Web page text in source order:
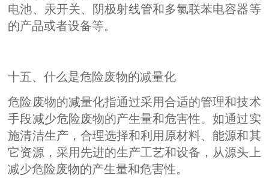
电池、汞开关、阴极射线管和多氯联苯电容器等
的产品或者设备等。
十五、什么是危险废物的减量化
危险废物的减量化指通过采用合适的管理和技术
手段减少危险废物的产生量和危害性。如通过实
施清洁生产，合理选择和利用原材料、能源和其
它资源，采用先进的生产工艺和设备，从源头上
减少危险废物的产生量和危害性。